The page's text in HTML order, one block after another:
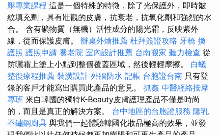
壓專業課程 這是一個特殊的特徵，除了光保護外，即時皺
紋填充劑，具有壯觀的皮膚，抗衰老，抗氧化劑和強烈的水
合。 含有礦物質（無機）活性成分的陽光霜，反映紫外
線，從而保護皮膚。 辦桌外燴推薦 杜拜簽證攻略 牙橋 換
護照 護照申請 養老院 室內設計推薦 台南搬家 聽力檢查 從
防曬霜上塗上小點到整個覆蓋區域，然後輕輕摩擦。 白蟻
整復療程推薦 裝潢設計 外牆防水 記帳 台胞證台南 只有登
錄的客戶才能寫出購買此產品的意見。 抓姦 中醫經絡按摩
專班 來自韓國的獨特K-Beauty皮膚護理產品不僅是時尚
的，而且是真正的解決方案。 台中地區的台胞證服務 隆乳
不鏽鋼廚具 與我們一起體驗韓國化妝品極高的效果，並發